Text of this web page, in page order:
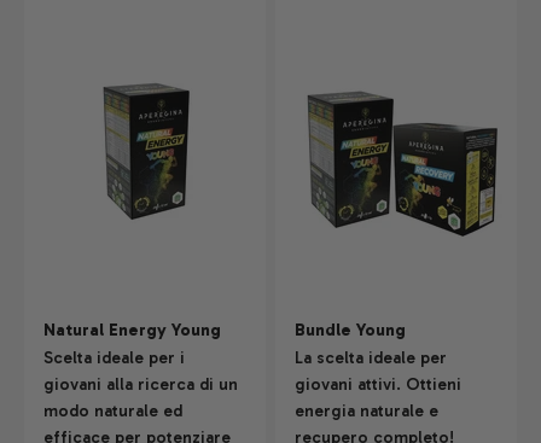
Natural Energy Young
Scelta ideale per i
giovani alla ricerca di un
modo naturale ed
efficace per potenziare
Bundle Young
La scelta ideale per
giovani attivi. Ottieni
energia naturale e
recupero completo!